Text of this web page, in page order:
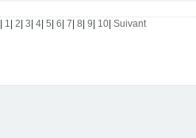
1 2 3 4| 5 6 7 8 9 10| Suivant